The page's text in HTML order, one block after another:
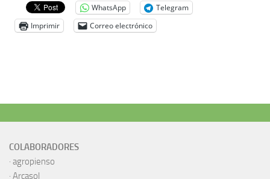
WhatsApp
Telegram
Imprimir
Correo electrónico
COLABORADORES
· agropienso
· Arcasol